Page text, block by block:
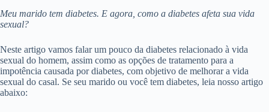
Meu marido tem diabetes. E agora, como a diabetes afeta sua vida
sexual?
Neste artigo vamos falar um pouco da diabetes relacionado à vida
sexual do homem, assim como as opções de tratamento para a
impotência causada por diabetes, com objetivo de melhorar a vida
sexual do casal. Se seu marido ou você tem diabetes, leia nosso artigo
abaixo: